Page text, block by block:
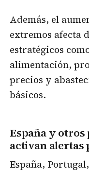
Además, el
extremos afecta
estratégicos
alimentación,
precios y
básicos.
España y otros
activan alertas
España,